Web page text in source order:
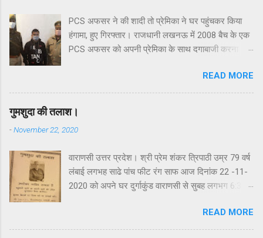
PCS अफसर ने की शादी तो प्रेमिका ने घर पहुंचकर किया
हंगामा, हुए गिरफ्तार। राजधानी लखनऊ में 2008 बैच के एक
PCS अफसर को अपनी प्रेमिका के साथ दगाबाजी करना
बलिया की रहने वाली युवती का शारीरिक शोषण किया और बिना
बताए चुपके से दूसरी युवती से शादी कर ली। प्रेम में धोखा
आशियाना के रुचिखंड-2 स्थित घर पहुंच गई और जमकर
हंगामा किया। करीब 24 घंटे चले माथापच्ची के बाद PCS
की धाराओं में केस दर्ज किया गया है.आशियाना इंस्पेक्टर केशव
कुमार तिवारी ने बताया कि रुचिखंड-2 निवासी अनुराग रंजन
का चयन 2018 बैच में PCS अधिकारी के रूप में हुआ है।
वह किसी भी जनपद में कार्यभार नहीं ग्रहण कर सके हैं।
अनुराग और युवती की तीन साल पहले एक कोचिंग सेंटर में
READ MORE
गुमशुदा की तलाश।
-November 22, 2020
वाराणसी उत्तर प्रदेश। श्री प्रेम शंकर त्रिपाठी उम्र 79 वर्ष
लंबाई लगभह साढे पांच फीट रंग साफ आज दिनांक 22 -11-
2020 को अपने घर दुर्गाकुंड वाराणसी से सुबह लगभग 6:35
ढूढने में मदद करे और इस पोस्ट को ज्यादा लोगो तक शेयर
करे। संपर्क सूत्र। 👇👇
READ MORE